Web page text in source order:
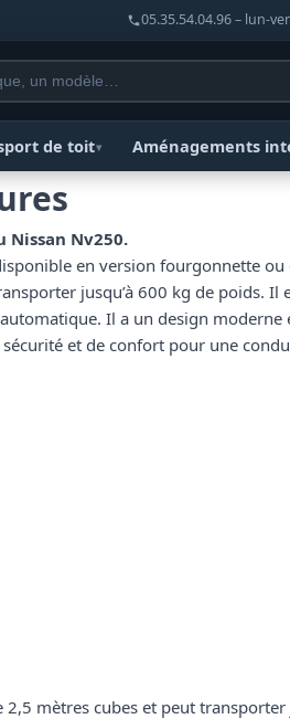
05.35.54.04.96 – lun-
de toit▾ Aménagements
Nv250.
en version fourgonnette ou
jusqu’à 600 kg de poids. Il
Il a un design moderne
et de confort pour une
mètres cubes et peut transporter